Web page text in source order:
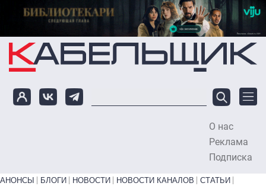
Перейти к основному содержанию
О нас
Реклама
Подписка
Primary links bottom
АНОНСЫ БЛОГИ НОВОСТИ НОВОСТИ КАНАЛОВ
СТАТЬИ